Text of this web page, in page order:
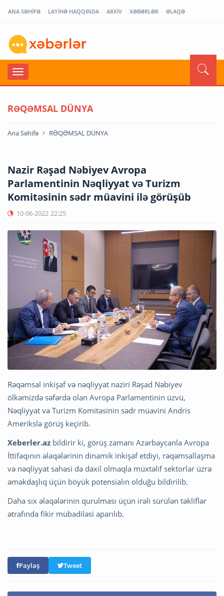
ANA SƏHİFƏ LAYİHƏ HAQQINDA ARXİV XƏBƏRLƏR ƏLAQƏ
RƏQƏMSAL DÜNYA
Ana Səhifə RƏQƏMSAL DÜNYA
Nazir Rəşad Nəbiyev Avropa
Parlamentinin Nəqliyyat və Turizm
Komitəsinin sədr müavini ilə görüşüb
10-06-2022 22:25
Rəqəmsal inkişaf və nəqliyyat naziri Rəşad Nəbiyev
ölkəmizdə səfərdə olan Avropa Parlamentinin üzvü,
Nəqliyyat və Turizm Komitəsinin sədr müavini Andris
Amerikslə görüş keçirib.
Xeberler.az bildirir ki, görüş zamanı Azərbaycanla Avropa
İttifaqının əlaqələrinin dinamik inkişaf etdiyi, rəqəmsallaşma
və nəqliyyat sahəsi də daxil olmaqla müxtəlif sektorlar üzrə
əməkdaşlıq üçün böyük potensialın olduğu bildirilib.
Daha sıx əlaqələrinin qurulması üçün irəli sürülən təkliflər
ətrafında fikir mübadiləsi aparılıb.
Paylaş Tweet